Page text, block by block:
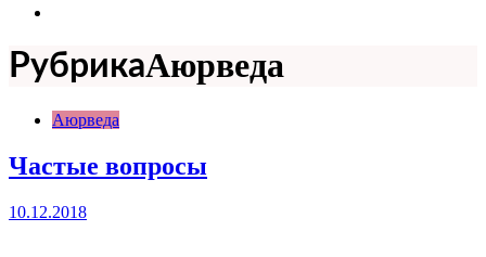
РубрикаАюрведа
Аюрведа
Частые вопросы
10.12.2018